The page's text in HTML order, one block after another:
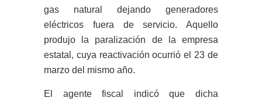
gas natural dejando generadores
eléctricos fuera de servicio. Aquello
produjo la paralización de la empresa
estatal, cuya reactivación ocurrió el 23 de
marzo del mismo año.
El agente fiscal indicó que dicha